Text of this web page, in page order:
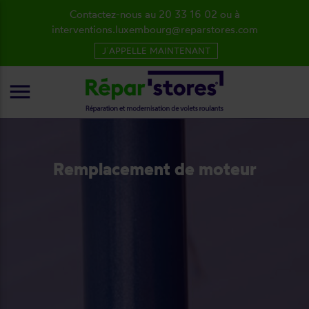
Remplacement de moteur
Contactez-nous au 20 33 16 02 ou à
interventions.luxembourg@reparstores.com
J´APPELLE MAINTENANT
menu